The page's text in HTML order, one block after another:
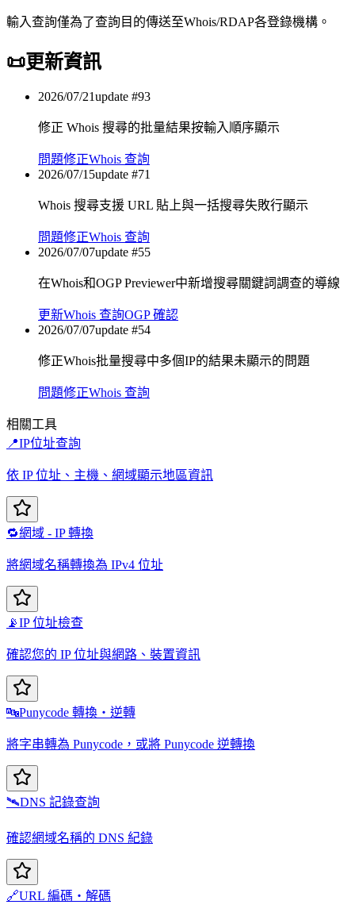
輸入查詢僅為了查詢目的傳送至Whois/RDAP各登錄機構。
📜更新資訊
2026/07/21update #93
修正 Whois 搜尋的批量結果按輸入順序顯示
問題修正Whois 查詢
2026/07/15update #71
Whois 搜尋支援 URL 貼上與一括搜尋失敗行顯示
問題修正Whois 查詢
2026/07/07update #55
在Whois和OGP Previewer中新增搜尋關鍵詞調查的導線
更新Whois 查詢OGP 確認
2026/07/07update #54
修正Whois批量搜尋中多個IP的結果未顯示的問題
問題修正Whois 查詢
相關工具
📍IP位址查詢
依 IP 位址、主機、網域顯示地區資訊
🔁網域 - IP 轉換
將網域名稱轉換為 IPv4 位址
📡IP 位址檢查
確認您的 IP 位址與網路、裝置資訊
🔤Punycode 轉換・逆轉
將字串轉為 Punycode，或將 Punycode 逆轉換
🛰️DNS 記錄查詢
確認網域名稱的 DNS 紀錄
🔗URL 編碼・解碼